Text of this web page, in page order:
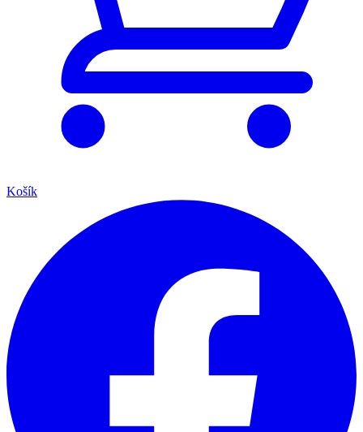
Košík